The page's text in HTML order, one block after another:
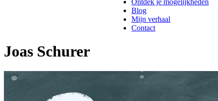
Ontdek je mogelijkheden
Blog
Mijn verhaal
Contact
Joas Schurer